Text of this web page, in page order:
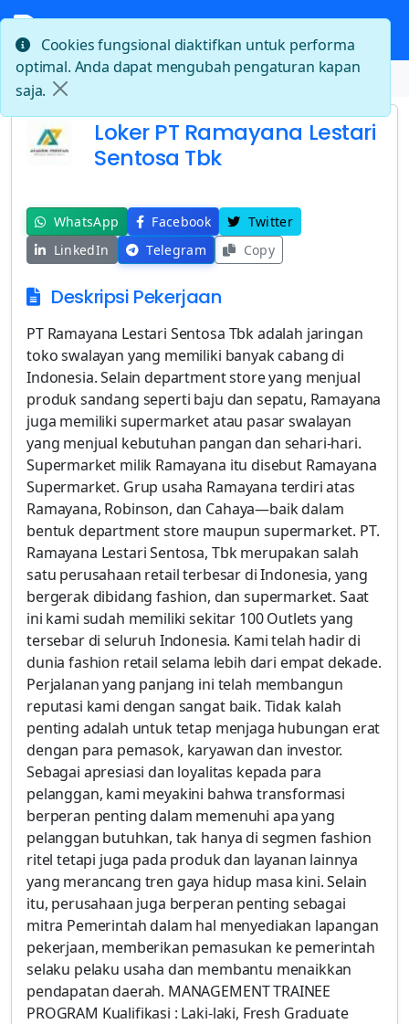
Beranda Loker PT Ramayana Lestari Sentosa Tbk
Loker PT Ramayana Lestari
Sentosa Tbk
WhatsApp Facebook
Twitter
LinkedIn
Telegram Copy
Deskripsi Pekerjaan
PT Ramayana Lestari Sentosa Tbk adalah jaringan
toko swalayan yang memiliki banyak cabang di
Indonesia. Selain department store yang menjual
produk sandang seperti baju dan sepatu, Ramayana
juga memiliki supermarket atau pasar swalayan
yang menjual kebutuhan pangan dan sehari-hari.
Supermarket milik Ramayana itu disebut Ramayana
Supermarket. Grup usaha Ramayana terdiri atas
Ramayana, Robinson, dan Cahaya—baik dalam
bentuk department store maupun supermarket. PT.
Ramayana Lestari Sentosa, Tbk merupakan salah
satu perusahaan retail terbesar di Indonesia, yang
bergerak dibidang fashion, dan supermarket. Saat
ini kami sudah memiliki sekitar 100 Outlets yang
tersebar di seluruh Indonesia. Kami telah hadir di
dunia fashion retail selama lebih dari empat dekade.
Perjalanan yang panjang ini telah membangun
reputasi kami dengan sangat baik. Tidak kalah
penting adalah untuk tetap menjaga hubungan erat
dengan para pemasok, karyawan dan investor.
Sebagai apresiasi dan loyalitas kepada para
pelanggan, kami meyakini bahwa transformasi
berperan penting dalam memenuhi apa yang
pelanggan butuhkan, tak hanya di segmen fashion
ritel tetapi juga pada produk dan layanan lainnya
yang merancang tren gaya hidup masa kini. Selain
itu, perusahaan juga berperan penting sebagai
mitra Pemerintah dalam hal menyediakan lapangan
pekerjaan, memberikan pemasukan ke pemerintah
selaku pelaku usaha dan membantu menaikkan
pendapatan daerah. MANAGEMENT TRAINEE
PROGRAM Kualifikasi : Laki-laki, Fresh Graduate
Cookies fungsional diaktifkan untuk performa
optimal. Anda dapat mengubah pengaturan kapan
saja.